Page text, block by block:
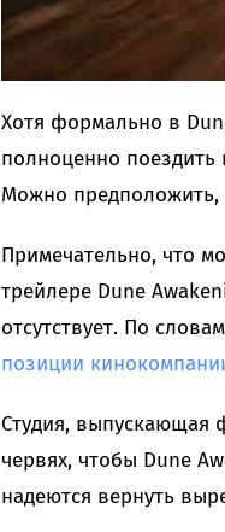
Хотя формально в
полноценно
Можно предположить,
Примечательно, что
трейлере Dune
отсутствует. По
позиции
Студия, выпускающая
червях, чтобы Dune
надеются вернуть